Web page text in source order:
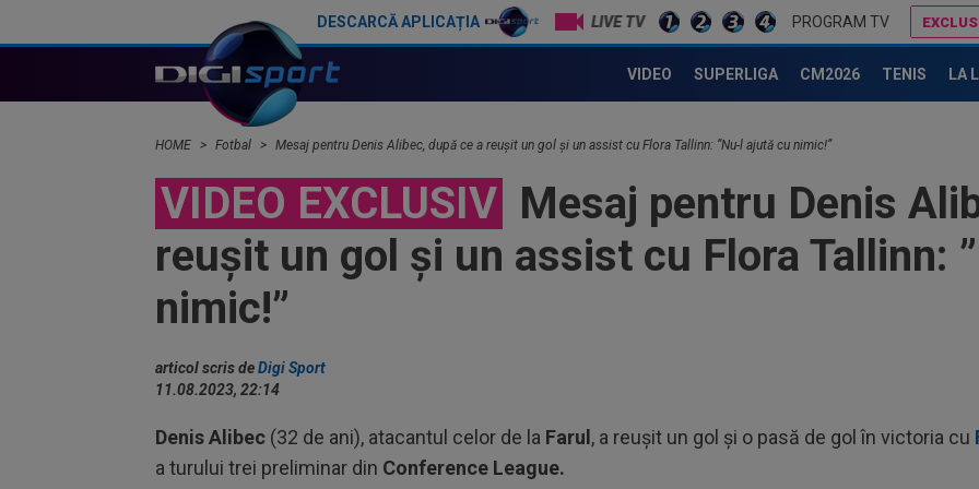
DESCARCĂ APLICAȚIA LIVE TV PROGRAM TV
VIDEO SUPERLIGA CM2026 TENIS LA
HOME Fotbal Mesaj pentru Denis Alibec, după ce a reușit un gol și un assist cu Flora Tallinn: ”Nu-l ajută cu nimic!”
VIDEO EXCLUSIV Mesaj pentru Denis
reușit un gol și un assist cu Flora Tallinn:
nimic!”
articol scris deDigi Sport
11.08.2023, 22:14
Denis Alibec (32 de ani), atacantul celor de la Farul , a reușit un gol și o pasă de gol în victoria cu
a turului trei preliminar din Conference League.
de
e...